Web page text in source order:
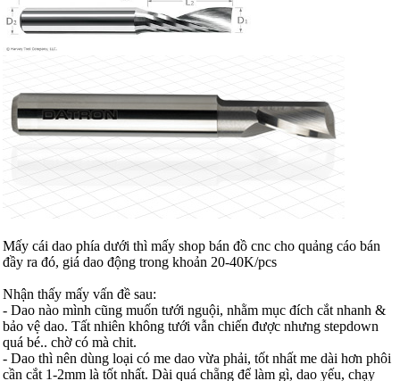
Mấy cái dao phía dưới thì mấy shop bán đồ cnc cho quảng cáo bán
đầy ra đó, giá dao động trong khoản 20-40K/pcs
Nhận thấy mấy vấn đề sau:
- Dao nào mình cũng muốn tưới nguội, nhằm mục đích cắt nhanh &
bảo vệ dao. Tất nhiên không tưới vẫn chiến được nhưng stepdown
quá bé.. chờ có mà chit.
- Dao thì nên dùng loại có me dao vừa phải, tốt nhất me dài hơn phôi
cần cắt 1-2mm là tốt nhất. Dài quá chẵng để làm gì, dao yếu, chạy